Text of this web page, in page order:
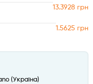
13.3928 грн
1.5625 грн
(Україна)